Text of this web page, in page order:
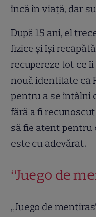
încă în viață, dar
După 15 ani, el
fizice și își
recupereze tot ce
nouă identitate ca
pentru a se întâlni
fără a fi
să fie atent pentru
este cu adevărat.
“Juego de
„Juego de